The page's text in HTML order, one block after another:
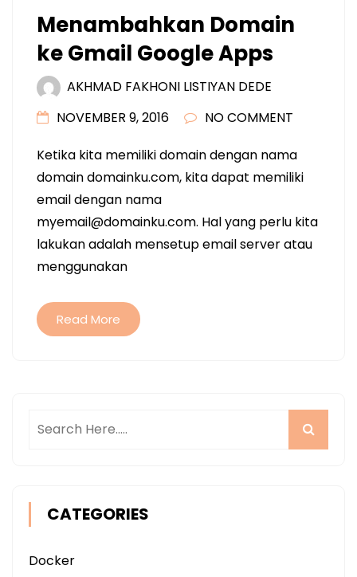
Menambahkan Domain
ke Gmail Google Apps
AKHMAD FAKHONI LISTIYAN DEDE
NOVEMBER 9, 2016
NO COMMENT
Ketika kita memiliki domain dengan nama
domain domainku.com, kita dapat memiliki
email dengan nama
myemail@domainku.com. Hal yang perlu kita
lakukan adalah mensetup email server atau
menggunakan
Read More
CATEGORIES
Docker